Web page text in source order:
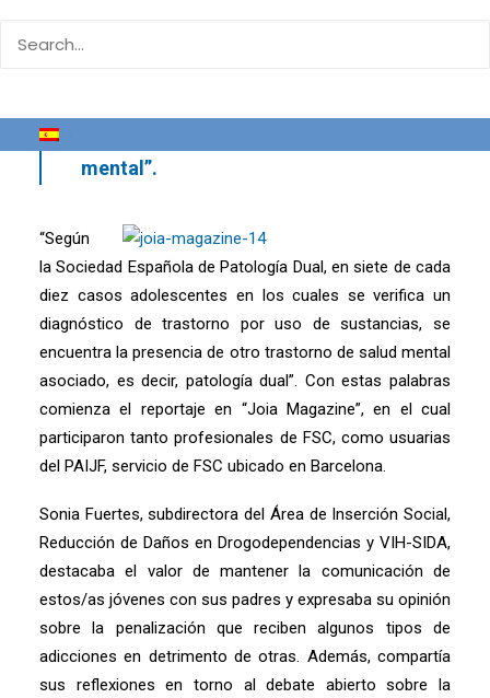
mental”.
“Según
la Sociedad Española de Patología Dual, en siete de cada
diez casos adolescentes en los cuales se verifica un
diagnóstico de trastorno por uso de sustancias, se
encuentra la presencia de otro trastorno de salud mental
asociado, es decir, patología dual”. Con estas palabras
comienza el reportaje en “Joia Magazine”, en el cual
participaron tanto profesionales de FSC, como usuarias
del PAIJF, servicio de FSC ubicado en Barcelona.
Sonia Fuertes, subdirectora del Área de Inserción Social,
Reducción de Daños en Drogodependencias y VIH-SIDA,
destacaba el valor de mantener la comunicación de
estos/as jóvenes con sus padres y expresaba su opinión
sobre la penalización que reciben algunos tipos de
adicciones en detrimento de otras. Además, compartía
sus reflexiones en torno al debate abierto sobre la